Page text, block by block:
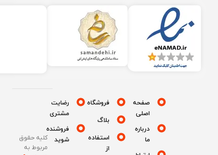
صفحه
درباره
فروشگاه
بلاگ
استفاده
رضایت
مشتری
فروشنده
شوید
کلیه حقوق
مربوط به